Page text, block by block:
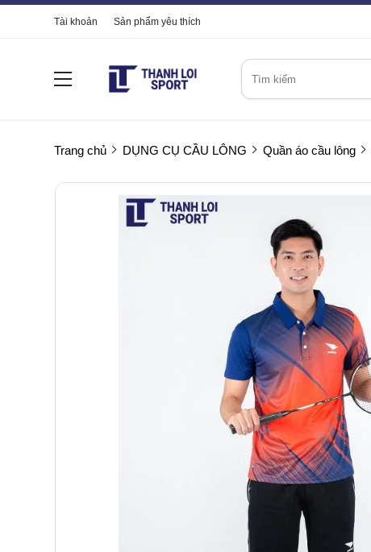
Tài khoản Sản phẩm yêu thích
Trang chủ DỤNG CỤ CẦU LÔNG Quần áo cầu lông